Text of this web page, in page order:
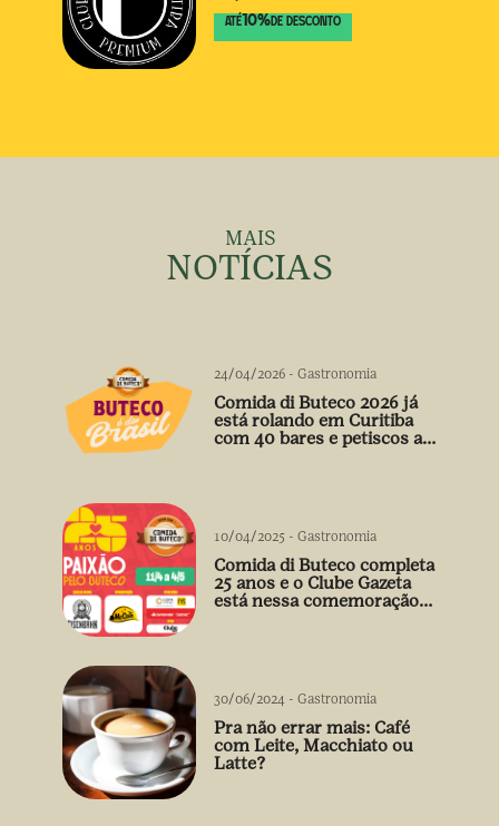
ATÉ 10% DE DESCONTO
MAIS
NOTÍCIAS
24/04/2026 - Gastronomia
Comida di Buteco 2026 já
está rolando em Curitiba
com 40 bares e petiscos a
10/04/2025 - Gastronomia
Comida di Buteco completa
25 anos e o Clube Gazeta
está nessa comemoração
30/06/2024 - Gastronomia
Pra não errar mais: Café
com Leite, Macchiato ou
Latte?